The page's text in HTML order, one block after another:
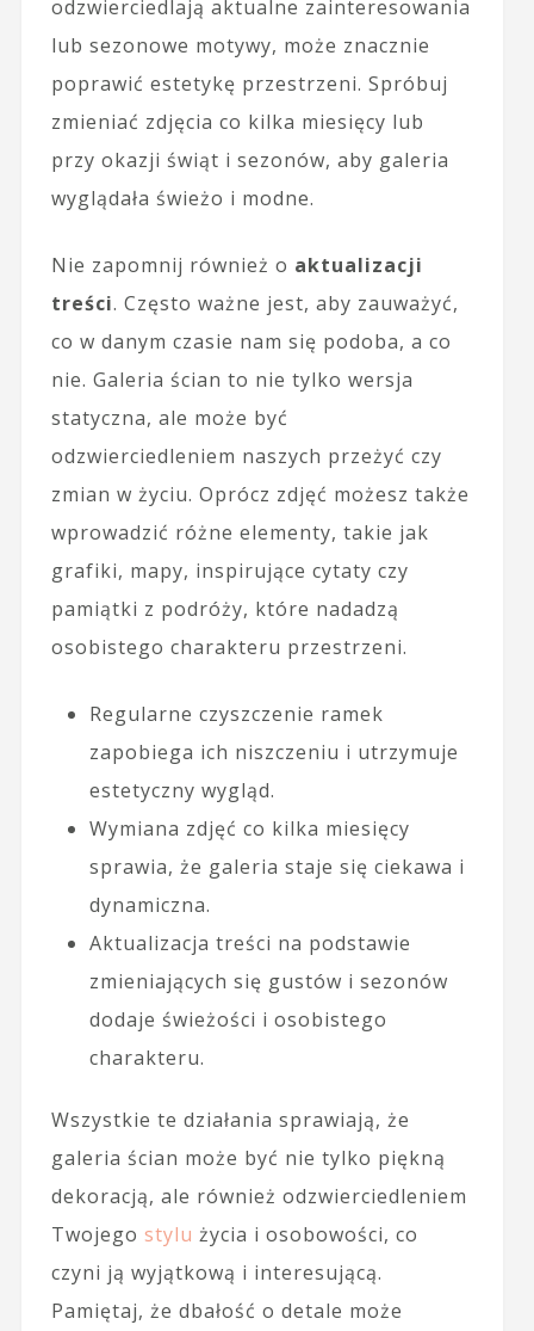
odzwierciedlają aktualne zainteresowania
lub sezonowe motywy, może znacznie
poprawić estetykę przestrzeni. Spróbuj
zmieniać zdjęcia co kilka miesięcy lub
przy okazji świąt i sezonów, aby galeria
wyglądała świeżo i modne.
Nie zapomnij również o aktualizacji
treści. Często ważne jest, aby zauważyć,
co w danym czasie nam się podoba, a co
nie. Galeria ścian to nie tylko wersja
statyczna, ale może być
odzwierciedleniem naszych przeżyć czy
zmian w życiu. Oprócz zdjęć możesz także
wprowadzić różne elementy, takie jak
grafiki, mapy, inspirujące cytaty czy
pamiątki z podróży, które nadadzą
osobistego charakteru przestrzeni.
Regularne czyszczenie ramek
zapobiega ich niszczeniu i utrzymuje
estetyczny wygląd.
Wymiana zdjęć co kilka miesięcy
sprawia, że galeria staje się ciekawa i
dynamiczna.
Aktualizacja treści na podstawie
zmieniających się gustów i sezonów
dodaje świeżości i osobistego
charakteru.
Wszystkie te działania sprawiają, że
galeria ścian może być nie tylko piękną
dekoracją, ale również odzwierciedleniem
Twojego stylu życia i osobowości, co
czyni ją wyjątkową i interesującą.
Pamiętaj, że dbałość o detale może